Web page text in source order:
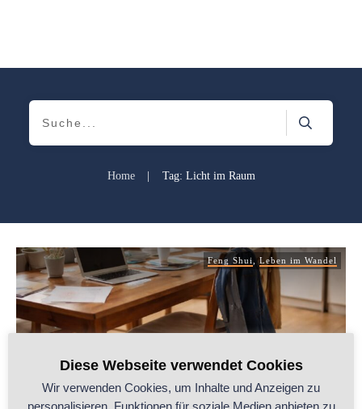
Home Tag: Licht im Raum
Feng Shui ,Leben im Wandel
Diese Webseite verwendet Cookies
Wir verwenden Cookies, um Inhalte und Anzeigen zu